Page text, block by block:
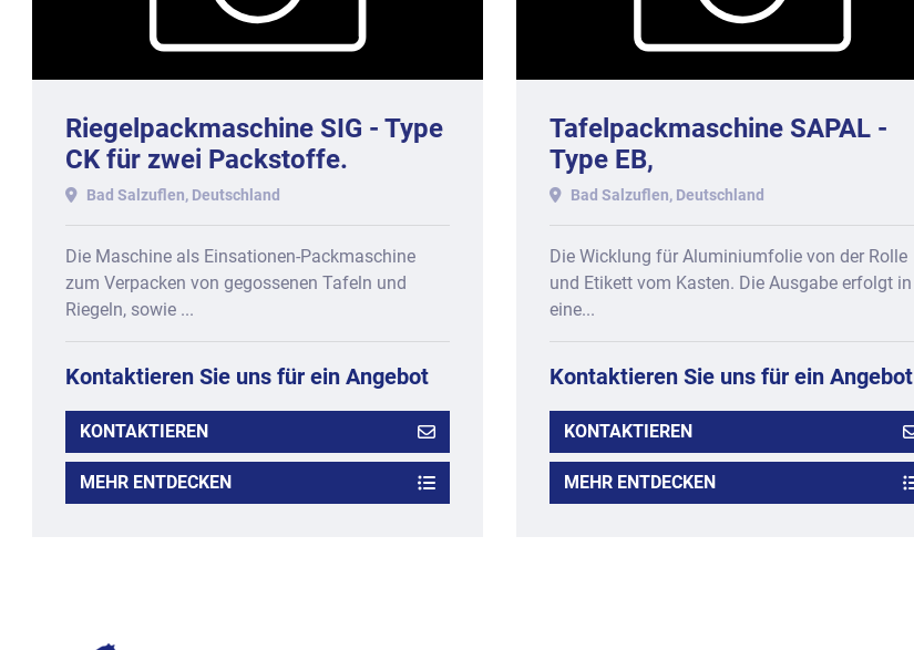
Riegelpackmaschine SIG - Type
CK für zwei Packstoffe.
Bad Salzuflen, Deutschland
Die Maschine als Einsationen-Packmaschine
zum Verpacken von gegossenen Tafeln und
Riegeln, sowie ...
Kontaktieren Sie uns für ein Angebot
KONTAKTIEREN
MEHR ENTDECKEN
Tafelpackmaschine SAPAL -
Type EB,
Bad Salzuflen, Deutschland
Die Wicklung für Aluminiumfolie von der Rolle
und Etikett vom Kasten. Die Ausgabe erfolgt in
eine...
Kontaktieren Sie uns für ein Angebot
KONTAKTIEREN
MEHR ENTDECKEN